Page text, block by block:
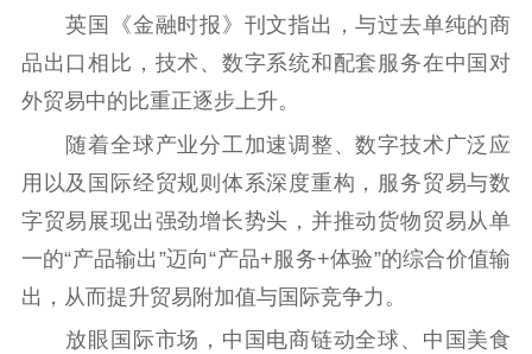
英国《金融时报》刊文指出，与过去单纯的商
品出口相比，技术、数字系统和配套服务在中国对
外贸易中的比重正逐步上升。
随着全球产业分工加速调整、数字技术广泛应
用以及国际经贸规则体系深度重构，服务贸易与数
字贸易展现出强劲增长势头，并推动货物贸易从单
一的“产品输出”迈向“产品+服务+体验”的综合价值输
出，从而提升贸易附加值与国际竞争力。
放眼国际市场，中国电商链动全球、中国美食